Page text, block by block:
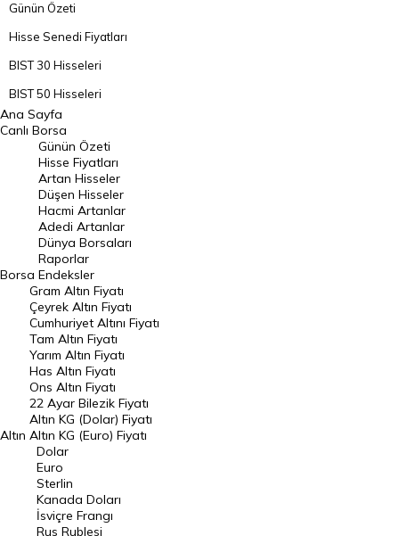
Günün Özeti
Hisse Senedi Fiyatları
BIST 30 Hisseleri
BIST 50 Hisseleri
BIST 100 Hisseleri
En Çok Artan Hisseler
En Çok Düşen Hisseler
Hacmi Artanlar
Geçmiş Kapanışlar
Dünya Borsaları
Raporlar
Endeksler
DÖVİZ
Döviz Kuru
Dolar Kuru
Euro Kuru
Pound Kuru
Frank Kuru
Riyal Kuru
Ana Sayfa
Canlı Borsa
Borsa
Günün Özeti
Hisse Fiyatları
Artan Hisseler
Düşen Hisseler
Hacmi Artanlar
Adedi Artanlar
Dünya Borsaları
Raporlar
Endeksler
Altın
Gram Altın Fiyatı
Çeyrek Altın Fiyatı
Cumhuriyet Altını Fiyatı
Tam Altın Fiyatı
Yarım Altın Fiyatı
Has Altın Fiyatı
Ons Altın Fiyatı
22 Ayar Bilezik Fiyatı
Altın KG (Dolar) Fiyatı
Altın KG (Euro) Fiyatı
Dolar
Euro
Sterlin
Kanada Doları
İsviçre Frangı
Rus Rublesi